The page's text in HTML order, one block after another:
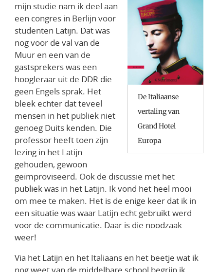
De Italiaanse
vertaling van
Grand Hotel
Europa
mijn studie nam ik deel aan
een congres in Berlijn voor
studenten Latijn. Dat was
nog voor de val van de
Muur en een van de
gastsprekers was een
hoogleraar uit de DDR die
geen Engels sprak. Het
bleek echter dat teveel
mensen in het publiek niet
genoeg Duits kenden. Die
professor heeft toen zijn
lezing in het Latijn
gehouden, gewoon
geïmproviseerd. Ook de discussie met het
publiek was in het Latijn. Ik vond het heel mooi
om mee te maken. Het is de enige keer dat ik in
een situatie was waar Latijn echt gebruikt werd
voor de communicatie. Daar is die noodzaak
weer!
Via het Latijn en het Italiaans en het beetje wat ik